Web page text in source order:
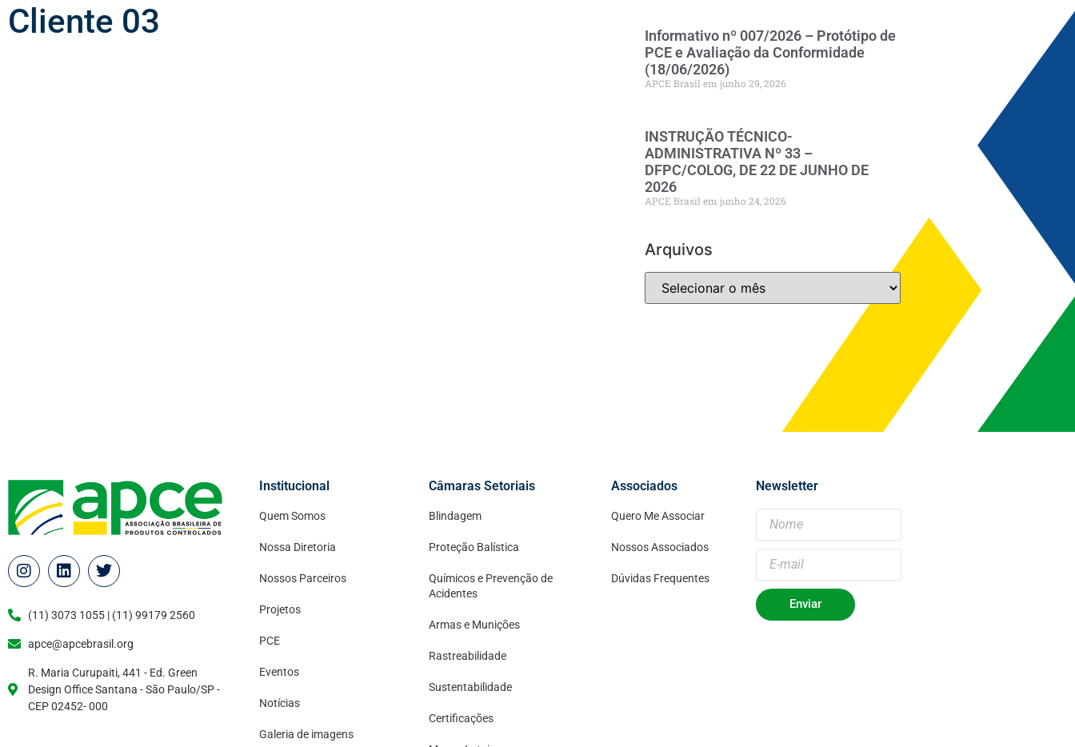
Cliente 03
Informativo nº 007/2026 – Protótipo de
PCE e Avaliação da Conformidade
(18/06/2026)
APCE Brasil junho 29, 2026
INSTRUÇÃO TÉCNICO-
ADMINISTRATIVA Nº 33 –
DFPC/COLOG, DE 22 DE JUNHO DE
2026
APCE Brasil junho 24, 2026
Arquivos
(11) 3073 1055 | (11) 99179 2560
apce@apcebrasil.org
R. Maria Curupaiti, 441 - Ed. Green
Design Office Santana - São Paulo/SP -
CEP 02452- 000
Institucional
Quem Somos
Nossa Diretoria
Nossos Parceiros
Projetos
PCE
Eventos
Notícias
Galeria de imagens
Câmaras Setoriais
Blindagem
Proteção Balística
Químicos e Prevenção de
Acidentes
Armas e Munições
Rastreabilidade
Sustentabilidade
Certificações
Associados
Quero Me Associar
Nossos Associados
Dúvidas Frequentes
Newsletter
Enviar